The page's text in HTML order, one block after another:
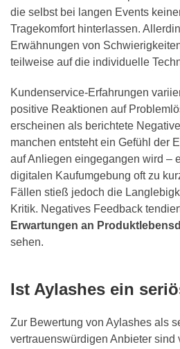
die selbst bei langen Events
Tragekomfort hinterlassen.
Erwähnungen von
teilweise auf die individuelle
Kundenservice-Erfahrungen
positive Reaktionen auf
erscheinen als berichtete
manchen entsteht ein Gefühl der
auf Anliegen eingegangen wird –
digitalen Kaufumgebung oft zu
Fällen stieß jedoch die
Kritik. Negatives Feedback
Erwartungen an
sehen.
Ist Aylashes ein
Zur Bewertung von Aylashes als
vertrauenswürdigen Anbieter sind